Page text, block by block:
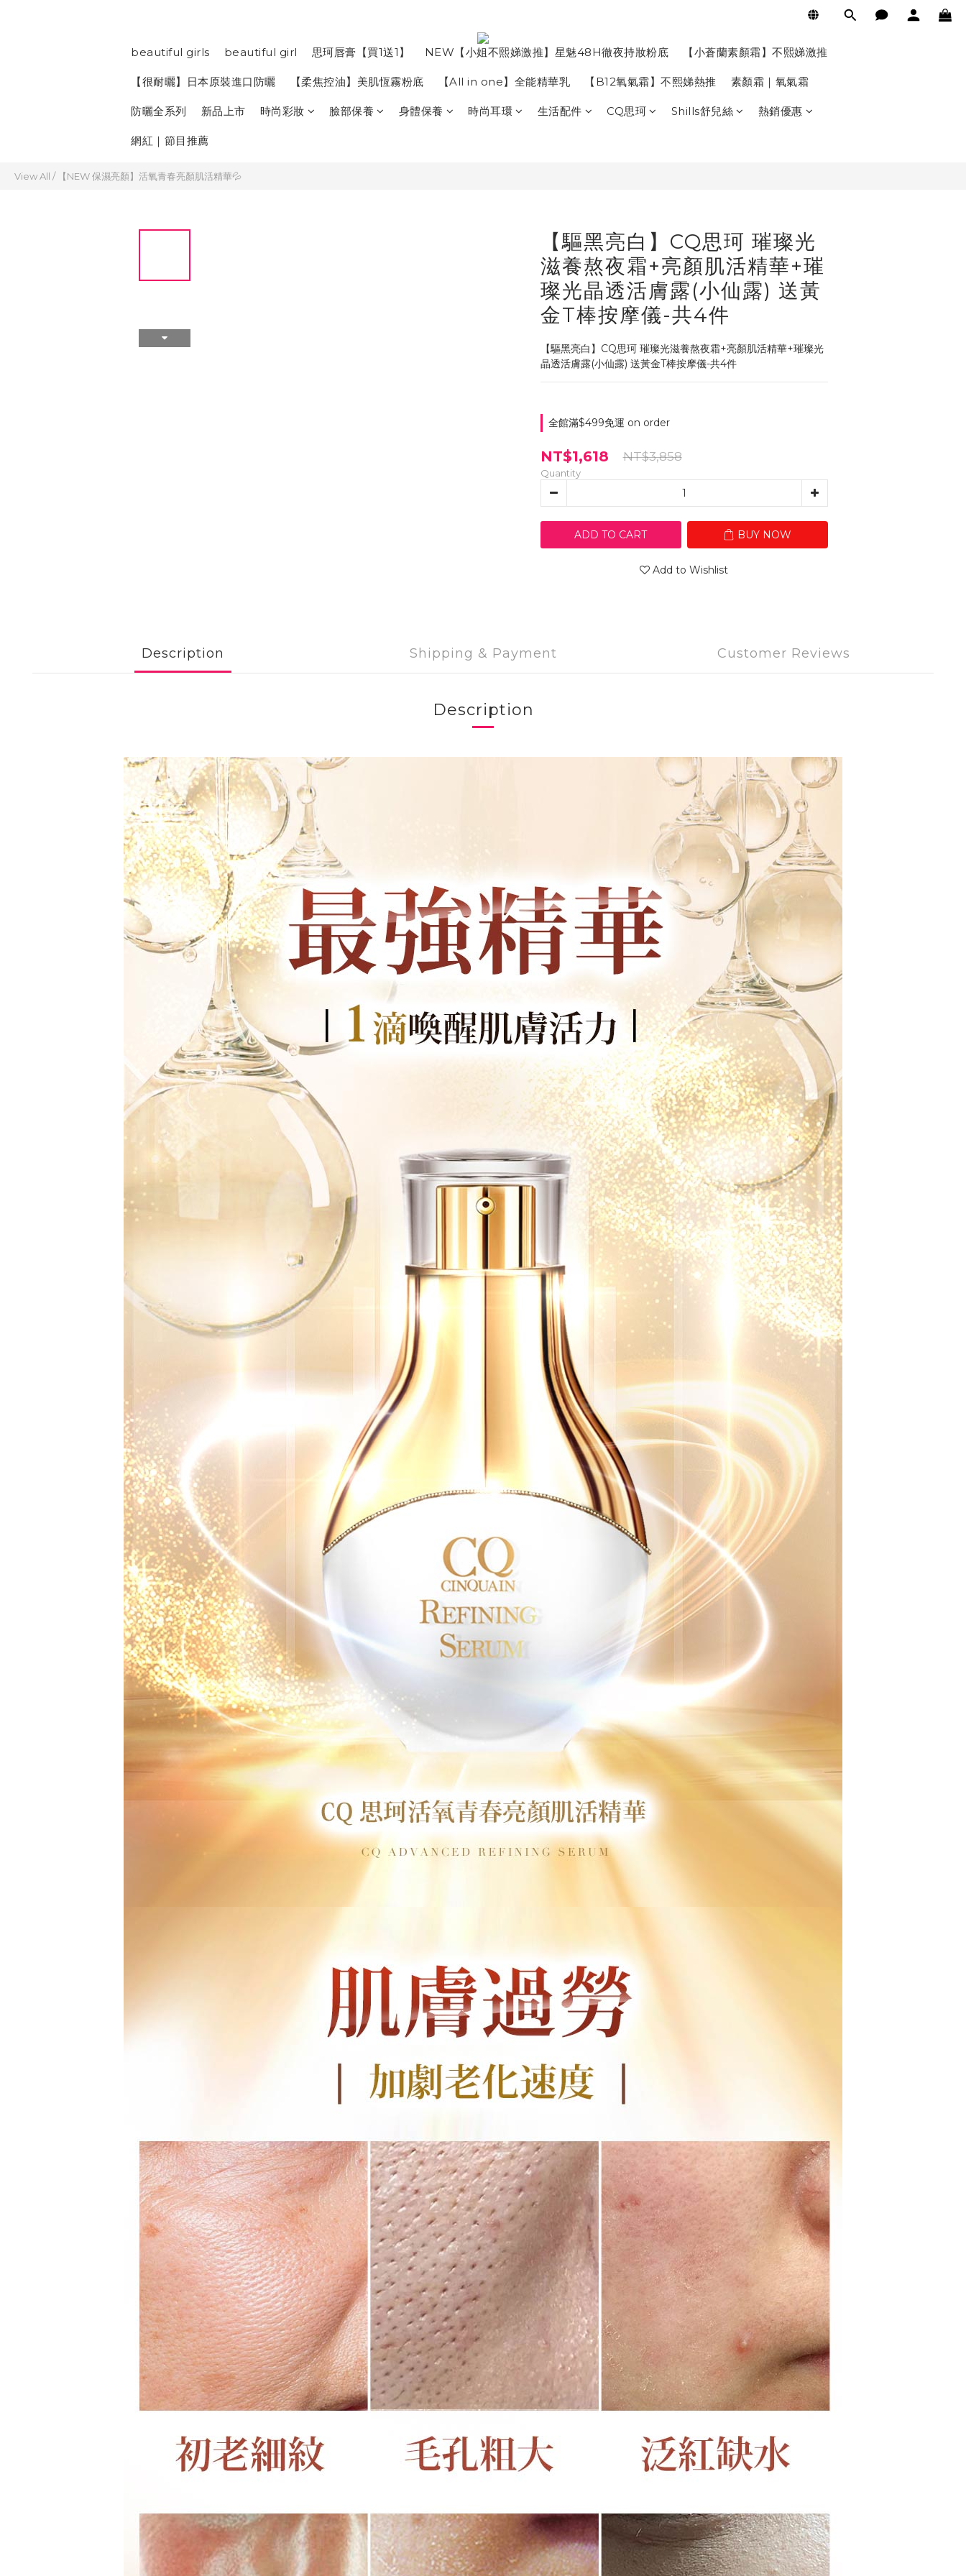
beautiful girls beautiful girl 思珂唇膏【買1送1】 NEW【小姐不熙娣激推】星魅48H徹夜持妝粉底 【小蒼蘭素顏霜】不熙娣激推
【很耐曬】日本原裝進口防曬 【柔焦控油】美肌恆霧粉底 【All in one】全能精華乳 【B12氧氣霜】不熙娣熱推 素顏霜｜氧氣霜
防曬全系列 新品上市 時尚彩妝 臉部保養 身體保養 時尚耳環 生活配件 CQ思珂 Shills舒兒絲 熱銷優惠
網紅｜節目推薦
View All / 【NEW 保濕亮顏】活氧青春亮顏肌活精華💦
【驅黑亮白】CQ思珂 璀璨光
滋養熬夜霜+亮顏肌活精華+璀
璨光晶透活膚露(小仙露) 送黃
金T棒按摩儀-共4件
【驅黑亮白】CQ思珂 璀璨光滋養熬夜霜+亮顏肌活精華+璀璨光
晶透活膚露(小仙露) 送黃金T棒按摩儀-共4件
全館滿$499免運 on order
NT$1,618 NT$3,858
Quantity
ADD TO CART BUY NOW
Add to Wishlist
Description Shipping & Payment Customer Reviews
Description
BUY NOW